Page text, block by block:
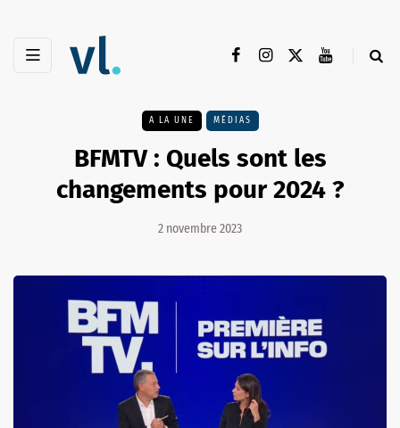
A LA UNE MÉDIAS
BFMTV : Quels sont les
changements pour 2024 ?
2 novembre 2023